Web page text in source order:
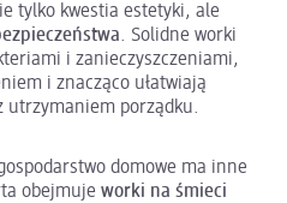
tylko kwestia estetyki, ale
. Solidne worki
i zanieczyszczeniami,
i znacząco ułatwiają
utrzymaniem porządku.
domowe ma inne
obejmuje worki na śmieci